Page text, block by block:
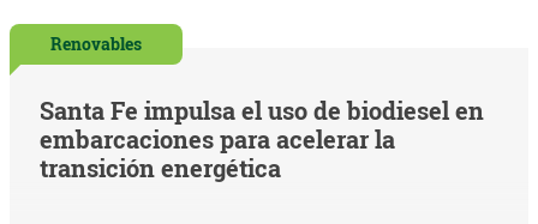
Renovables
Santa Fe impulsa el uso de biodiesel en
embarcaciones para acelerar la
transición energética